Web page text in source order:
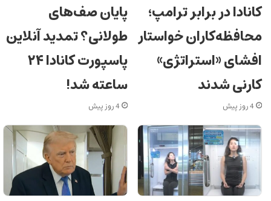
کانادا در برابر ترامپ؛
محافظه‌کاران خواستار
افشای «استراتژی»
کارنی شدند
4 روز پیش
پایان صف‌های
طولانی؟ تمدید آنلاین
پاسپورت کانادا ۲۴
ساعته شد!
4 روز پیش